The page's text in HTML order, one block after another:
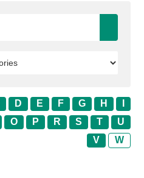
D E F G H
O P R S T
U
V
W